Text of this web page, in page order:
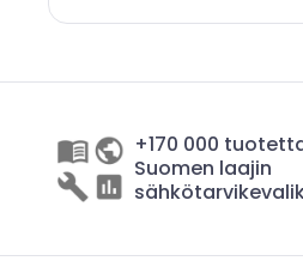
+170 000
Suomen laajin